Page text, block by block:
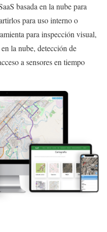
basada en la nube para
para uso interno o
para inspección visual,
la nube, detección de
a sensores en tiempo